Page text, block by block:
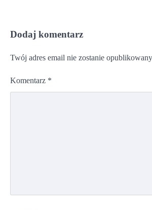
Dodaj komentarz
Twój adres email nie zostanie
Komentarz *